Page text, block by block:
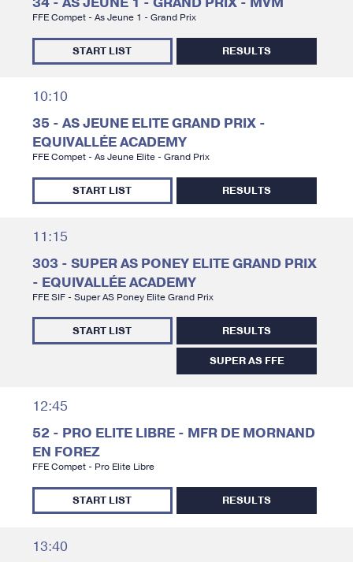
FFE Compet - As Jeune 1 - Grand Prix
START LIST RESULTS
10:10
35 - AS JEUNE ELITE GRAND PRIX -
EQUIVALLÉE ACADEMY
FFE Compet - As Jeune Elite - Grand Prix
START LIST RESULTS
11:15
303 - SUPER AS PONEY ELITE GRAND PRIX
- EQUIVALLÉE ACADEMY
FFE SIF - Super AS Poney Elite Grand Prix
START LIST RESULTS
SUPER AS FFE
12:45
52 - PRO ELITE LIBRE - MFR DE MORNAND
EN FOREZ
FFE Compet - Pro Elite Libre
START LIST RESULTS
13:40